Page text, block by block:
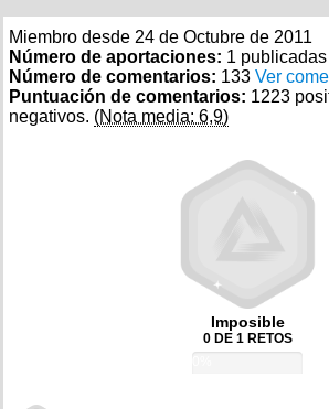
Miembro desde 24 de Octubre de 2011
Número de aportaciones: 1 publicadas
Número de comentarios: 133 Ver
Puntuación de comentarios: 1223
negativos. (Nota media: 6,9)
Imposible
0 DE 1 RETOS